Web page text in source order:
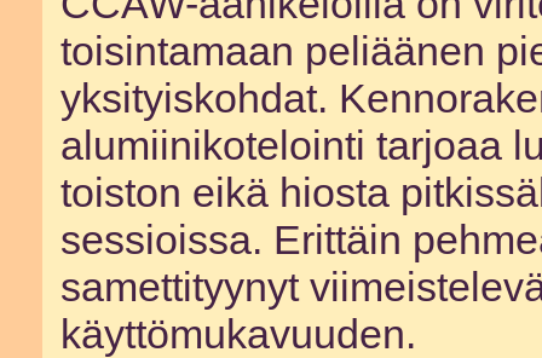
toisintamaan peliäänen
yksityiskohdat.
alumiinikotelointi tarjoaa
toiston eikä hiosta
sessioissa. Erittäin
samettityynyt
käyttömukavuuden.